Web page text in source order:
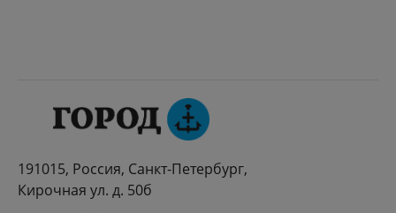
191015, Россия, Санкт-Петербург,
Кирочная ул. д. 50б